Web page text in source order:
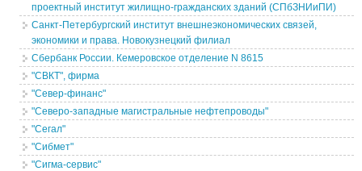
проектный институт жилищно-гражданских зданий (СПбЗНИиПИ)
Санкт-Петербургский институт внешнеэкономических связей,
экономики и права. Новокузнецкий филиал
Сбербанк России. Кемеровское отделение N 8615
"СВКТ", фирма
"Север-финанс"
"Северо-западные магистральные нефтепроводы"
"Сегал"
"Сибмет"
"Сигма-сервис"